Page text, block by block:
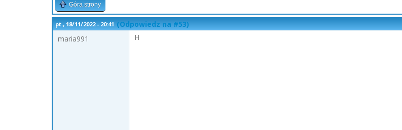
Góra strony
pt., 18/11/2022 - 20:41 (Odpowiedz na #53)
maria991
H